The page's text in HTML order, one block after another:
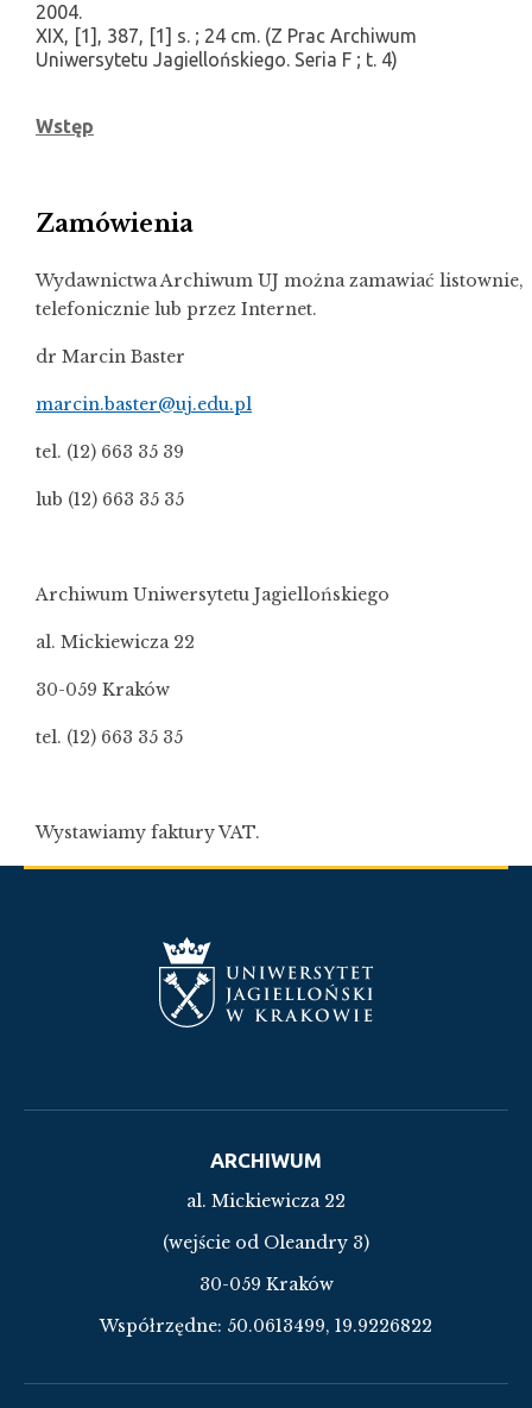
2004.
XIX, [1], 387, [1] s. ; 24 cm. (Z Prac Archiwum
Uniwersytetu Jagiellońskiego. Seria F ; t. 4)
Wstęp
Zamówienia
Wydawnictwa Archiwum UJ można zamawiać listownie,
telefonicznie lub przez Internet.
dr Marcin Baster
marcin.baster@uj.edu.pl
tel. (12) 663 35 39
lub (12) 663 35 35
Archiwum Uniwersytetu Jagiellońskiego
al. Mickiewicza 22
30-059 Kraków
tel. (12) 663 35 35
Wystawiamy faktury VAT.
ARCHIWUM
al. Mickiewicza 22
(wejście od Oleandry 3)
30-059 Kraków
Współrzędne: 50.0613499, 19.9226822